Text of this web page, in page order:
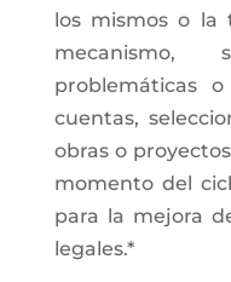
los mismos o la
mecanismo,
problemáticas
cuentas,
obras o
momento del
para la mejora
legales.*